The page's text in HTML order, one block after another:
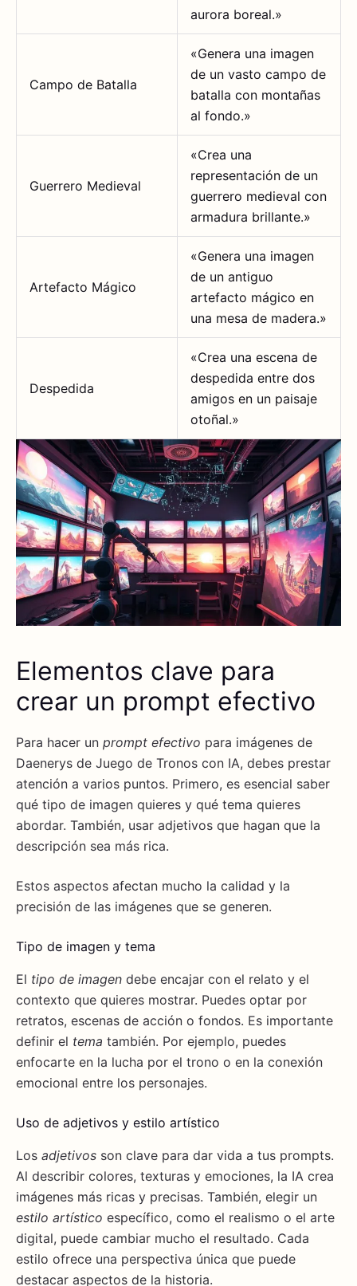
aurora boreal.»
Campo de Batalla
«Genera una imagen
de un vasto campo de
batalla con montañas
al fondo.»
Guerrero Medieval
«Crea una
representación de un
guerrero medieval con
armadura brillante.»
Artefacto Mágico
«Genera una imagen
de un antiguo
artefacto mágico en
una mesa de madera.»
Despedida
«Crea una escena de
despedida entre dos
amigos en un paisaje
otoñal.»
Elementos clave para
crear un prompt efectivo
Para hacer un prompt efectivo para imágenes de
Daenerys de Juego de Tronos con IA, debes prestar
atención a varios puntos. Primero, es esencial saber
qué tipo de imagen quieres y qué tema quieres
abordar. También, usar adjetivos que hagan que la
descripción sea más rica.
Estos aspectos afectan mucho la calidad y la
precisión de las imágenes que se generen.
Tipo de imagen y tema
El tipo de imagen debe encajar con el relato y el
contexto que quieres mostrar. Puedes optar por
retratos, escenas de acción o fondos. Es importante
definir el tema también. Por ejemplo, puedes
enfocarte en la lucha por el trono o en la conexión
emocional entre los personajes.
Uso de adjetivos y estilo artístico
Los adjetivos son clave para dar vida a tus prompts.
Al describir colores, texturas y emociones, la IA crea
imágenes más ricas y precisas. También, elegir un
estilo artístico específico, como el realismo o el arte
digital, puede cambiar mucho el resultado. Cada
estilo ofrece una perspectiva única que puede
destacar aspectos de la historia.